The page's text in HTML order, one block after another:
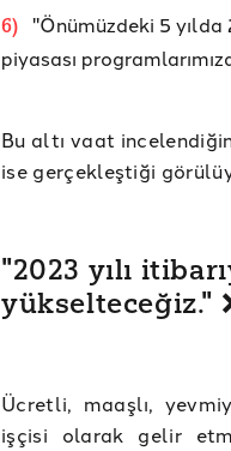
6)
"Önümüzdeki 5
piyasası
Bu altı vaat
ise gerçekleştiği
"2023 yılı
yükselteceğiz."
Ücretli, maaşlı,
işçisi olarak gelir